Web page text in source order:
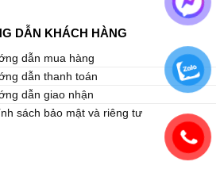
DẪN KHÁCH HÀNG
dẫn mua hàng
dẫn thanh toán
dẫn giao nhận
sách bảo mật và riêng tư